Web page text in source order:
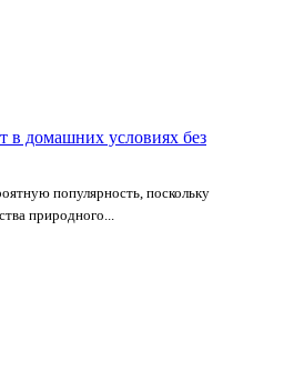
в домашних условиях без
популярность, поскольку
природного...